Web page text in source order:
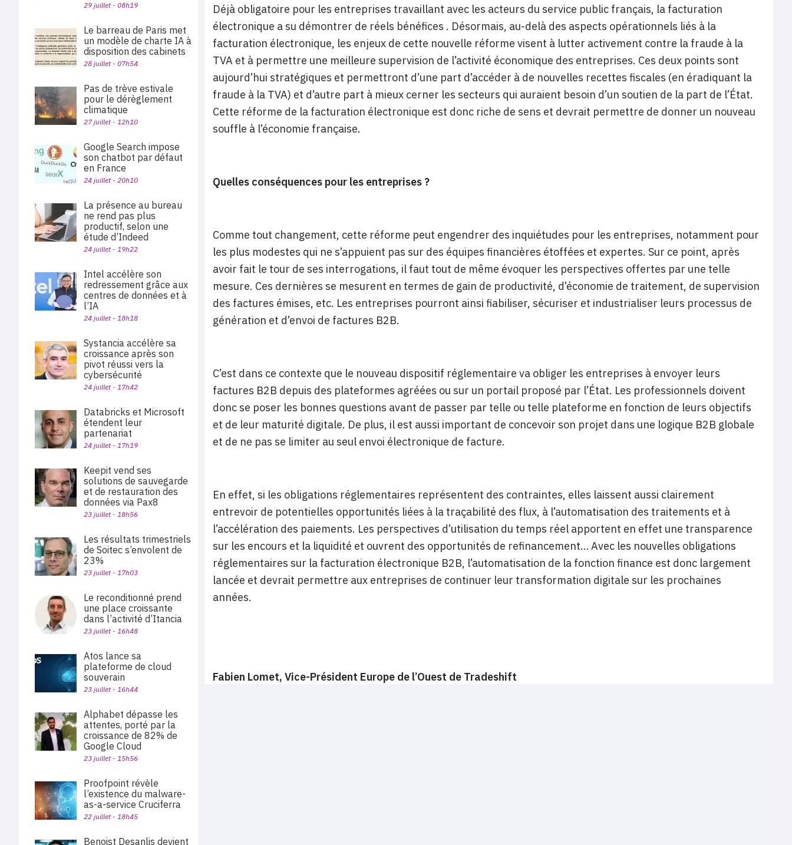
Déjà obligatoire pour les entreprises travaillant avec les acteurs du service public français, la facturation
électronique a su démontrer de réels bénéfices . Désormais, au-delà des aspects opérationnels liés à la
facturation électronique, les enjeux de cette nouvelle réforme visent à lutter activement contre la fraude à la
TVA et à permettre une meilleure supervision de l’activité économique des entreprises. Ces deux points sont
aujourd’hui stratégiques et permettront d’une part d’accéder à de nouvelles recettes fiscales (en éradiquant la
fraude à la TVA) et d’autre part à mieux cerner les secteurs qui auraient besoin d’un soutien de la part de l’État.
Cette réforme de la facturation électronique est donc riche de sens et devrait permettre de donner un nouveau
souffle à l’économie française.
Quelles conséquences pour les entreprises ?
Comme tout changement, cette réforme peut engendrer des inquiétudes pour les entreprises, notamment pour
les plus modestes qui ne s’appuient pas sur des équipes financières étoffées et expertes. Sur ce point, après
avoir fait le tour de ses interrogations, il faut tout de même évoquer les perspectives offertes par une telle
mesure. Ces dernières se mesurent en termes de gain de productivité, d’économie de traitement, de supervision
des factures émises, etc. Les entreprises pourront ainsi fiabiliser, sécuriser et industrialiser leurs processus de
génération et d’envoi de factures B2B.
C’est dans ce contexte que le nouveau dispositif réglementaire va obliger les entreprises à envoyer leurs
factures B2B depuis des plateformes agréées ou sur un portail proposé par l’État. Les professionnels doivent
donc se poser les bonnes questions avant de passer par telle ou telle plateforme en fonction de leurs objectifs
et de leur maturité digitale. De plus, il est aussi important de concevoir son projet dans une logique B2B globale
et de ne pas se limiter au seul envoi électronique de facture.
En effet, si les obligations réglementaires représentent des contraintes, elles laissent aussi clairement
entrevoir de potentielles opportunités liées à la traçabilité des flux, à l’automatisation des traitements et à
l’accélération des paiements. Les perspectives d’utilisation du temps réel apportent en effet une transparence
sur les encours et la liquidité et ouvrent des opportunités de refinancement… Avec les nouvelles obligations
réglementaires sur la facturation électronique B2B, l’automatisation de la fonction finance est donc largement
lancée et devrait permettre aux entreprises de continuer leur transformation digitale sur les prochaines
années.
Fabien Lomet, Vice-Président Europe de l’Ouest de Tradeshift
29 juillet - 08h19
Le barreau de Paris met
un modèle de charte IA à
disposition des cabinets
28 juillet - 07h54
Pas de trève estivale
pour le dérèglement
climatique
27 juillet - 12h10
Google Search impose
son chatbot par défaut
en France
24 juillet - 20h10
La présence au bureau
ne rend pas plus
productif, selon une
étude d’Indeed
24 juillet - 19h22
Intel accélère son
redressement grâce aux
centres de données et à
l’IA
24 juillet - 18h18
Systancia accélère sa
croissance après son
pivot réussi vers la
cybersécurité
24 juillet - 17h42
Databricks et Microsoft
étendent leur
partenariat
24 juillet - 17h19
Keepit vend ses
solutions de sauvegarde
et de restauration des
données via Pax8
23 juillet - 18h56
Les résultats trimestriels
de Soitec s’envolent de
23%
23 juillet - 17h03
Le reconditionné prend
une place croissante
dans l’activité d’Itancia
23 juillet - 16h48
Atos lance sa
plateforme de cloud
souverain
23 juillet - 16h44
Alphabet dépasse les
attentes, porté par la
croissance de 82% de
Google Cloud
23 juillet - 15h56
Proofpoint révèle
l’existence du malware-
as-a-service Cruciferra
22 juillet - 18h45
Benoist Desanlis devient